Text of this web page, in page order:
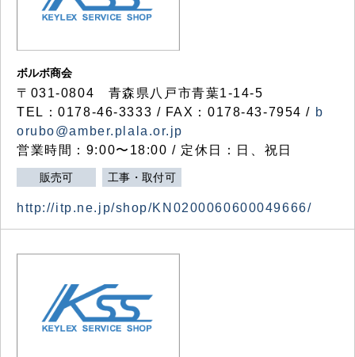
ボルボ商会
〒031-0804 青森県八戸市青葉1-14-5
TEL：0178-46-3333 / FAX：0178-43-7954 / b
orubo@amber.plala.or.jp
営業時間：9:00〜18:00 / 定休日：日、祝日
販売可 工事・取付可
http://itp.ne.jp/shop/KN0200060600049666/